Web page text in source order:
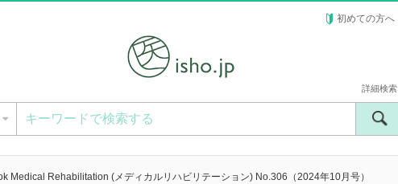
初めての方へ
詳細検索
Medical Rehabilitation (メディカルリハビリテーション) No.306（2024年10月号）